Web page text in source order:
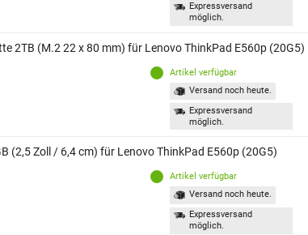
Expressversand
möglich.
2TB (M.2 22 x 80 mm) für Lenovo ThinkPad E560p (20G5)
Artikel verfügbar
Versand noch heute.
Expressversand
möglich.
(2,5 Zoll / 6,4 cm) für Lenovo ThinkPad E560p (20G5)
Artikel verfügbar
Versand noch heute.
Expressversand
möglich.